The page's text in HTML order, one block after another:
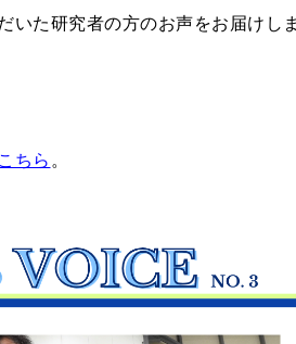
た研究者の方のお声をお届けしま
こちら 。